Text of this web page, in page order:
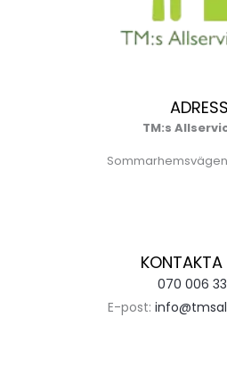
ADRESS
TM:s
KONTAKTA
070 006
E-post: